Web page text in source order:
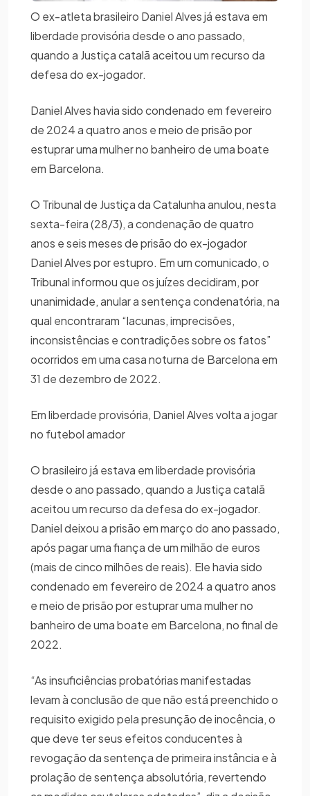
O ex-atleta brasileiro Daniel Alves já estava em
liberdade provisória desde o ano passado,
quando a Justiça catalã aceitou um recurso da
defesa do ex-jogador.
Daniel Alves havia sido condenado em fevereiro
de 2024 a quatro anos e meio de prisão por
estuprar uma mulher no banheiro de uma boate
em Barcelona.
O Tribunal de Justiça da Catalunha anulou, nesta
sexta-feira (28/3), a condenação de quatro
anos e seis meses de prisão do ex-jogador
Daniel Alves por estupro. Em um comunicado, o
Tribunal informou que os juízes decidiram, por
unanimidade, anular a sentença condenatória, na
qual encontraram “lacunas, imprecisões,
inconsistências e contradições sobre os fatos”
ocorridos em uma casa noturna de Barcelona em
31 de dezembro de 2022.
Em liberdade provisória, Daniel Alves volta a jogar
no futebol amador
O brasileiro já estava em liberdade provisória
desde o ano passado, quando a Justiça catalã
aceitou um recurso da defesa do ex-jogador.
Daniel deixou a prisão em março do ano passado,
após pagar uma fiança de um milhão de euros
(mais de cinco milhões de reais). Ele havia sido
condenado em fevereiro de 2024 a quatro anos
e meio de prisão por estuprar uma mulher no
banheiro de uma boate em Barcelona, no final de
2022.
“As insuficiências probatórias manifestadas
levam à conclusão de que não está preenchido o
requisito exigido pela presunção de inocência, o
que deve ter seus efeitos conducentes à
revogação da sentença de primeira instância e à
prolação de sentença absolutória, revertendo